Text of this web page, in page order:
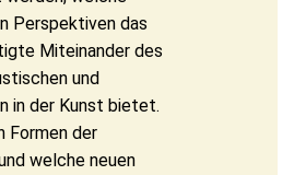
Perspektiven das
Miteinander des
und
in der Kunst bietet.
Formen der
welche neuen